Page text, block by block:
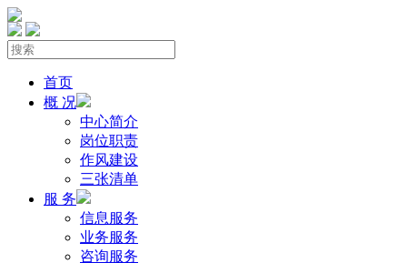
首页
概 况
中心简介
岗位职责
作风建设
三张清单
服 务
信息服务
业务服务
咨询服务